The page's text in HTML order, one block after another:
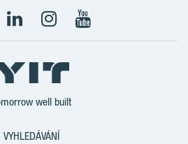
well built
VYHLEDÁVÁNÍ